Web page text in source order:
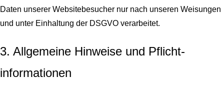
Daten unserer Websitebesucher nur nach unseren Weisungen
und unter Einhaltung der DSGVO verarbeitet.
3. Allgemeine Hinweise und Pflicht­
informationen